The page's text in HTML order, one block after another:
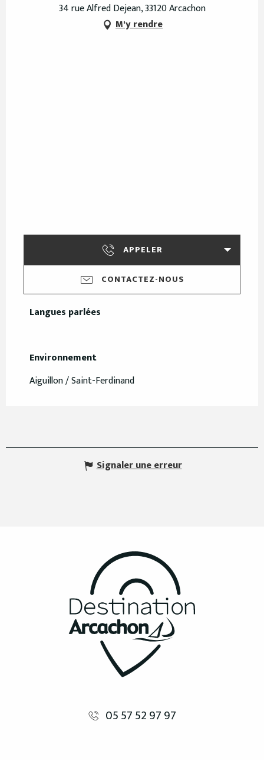
34 rue Alfred Dejean, 33120 Arcachon
M'y rendre
APPELER
CONTACTEZ-NOUS
Langues parlées
Langues parlées
Environnement
Environnement
Aiguillon / Saint-Ferdinand
Signaler une erreur
05 57 52 97 97